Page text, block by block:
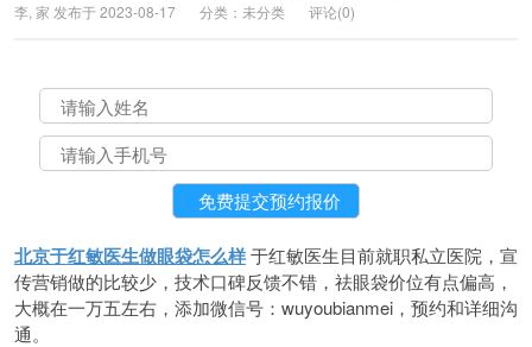
陪我减肥网
李, 家 发布于 2023-08-17 分类：未分类 评论(0)
北京于红敏医生做眼袋怎么样于红敏医生目前就职私立医院，宣
传营销做的比较少，技术口碑反馈不错，祛眼袋价位有点偏高，
大概在一万五左右，添加微信号：wuyoubianmei，预约和详细沟
通。